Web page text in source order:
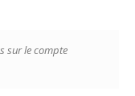
sur le compte